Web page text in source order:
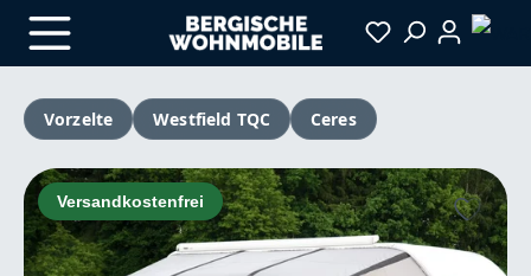
Zum Hauptinhalt springen
Vorzelte
Westfield TQC Ceres
Bildergalerie überspringen
Versandkostenfrei